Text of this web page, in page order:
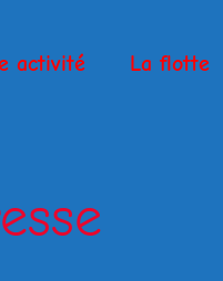
activité La flotte